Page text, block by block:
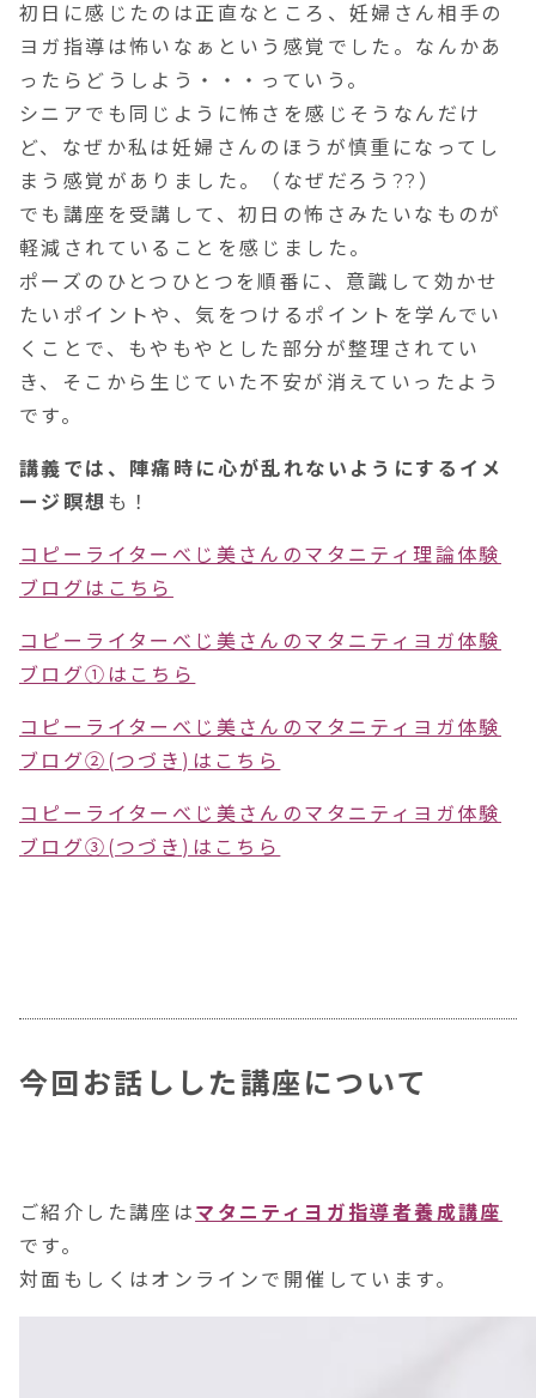
初日に感じたのは正直なところ、妊婦さん相手の
ヨガ指導は怖いなぁという感覚でした。なんかあ
ったらどうしよう・・・っていう。
シニアでも同じように怖さを感じそうなんだけ
ど、なぜか私は妊婦さんのほうが慎重になってし
まう感覚がありました。（なぜだろう??）
でも講座を受講して、初日の怖さみたいなものが
軽減されていることを感じました。
ポーズのひとつひとつを順番に、意識して効かせ
たいポイントや、気をつけるポイントを学んでい
くことで、もやもやとした部分が整理されてい
き、そこから生じていた不安が消えていったよう
です。
講義では、陣痛時に心が乱れないようにするイメ
ージ瞑想 も！
コピーライターべじ美さんのマタニティ理論体験
ブログはこちら
コピーライターべじ美さんのマタニティヨガ体験
ブログ①はこちら
コピーライターべじ美さんの マタニティヨガ 体験
ブログ②(つづき)はこちら
コピーライターべじ美さんの マタニティヨガ体験
ブログ③(つづき)はこちら
今回お話しした講座について
ご紹介した講座は マタニティヨガ指導者養成講座
です。
対面もしくはオンラインで開催しています。